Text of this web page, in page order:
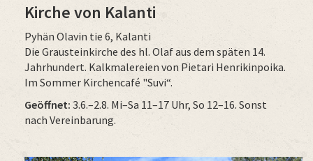
Kirche von Kalanti
Pyhän Olavin tie 6, Kalanti
Die Grausteinkirche des hl. Olaf aus dem späten 14.
Jahrhundert. Kalkmalereien von Pietari Henrikinpoika.
Im Sommer Kirchencafé "Suvi“.
Geöffnet: 3.6.–2.8. Mi–Sa 11–17 Uhr, So 12–16. Sonst
nach Vereinbarung.